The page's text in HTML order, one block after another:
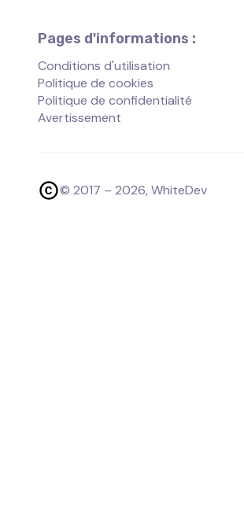
Pages d'informations :
Conditions d'utilisation
Politique de cookies
Politique de confidentialité
Avertissement
© 2017 – 2026, WhiteDev